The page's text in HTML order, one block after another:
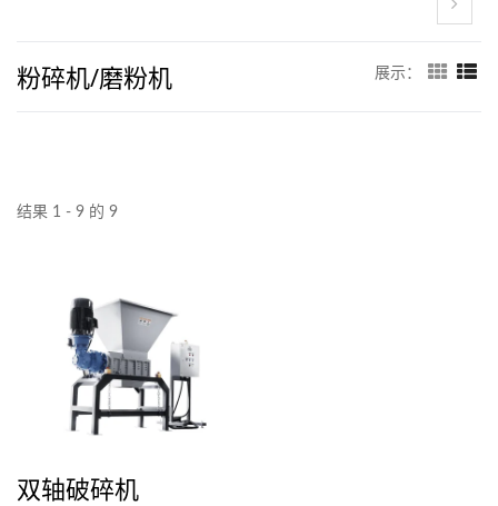
粉碎机/磨粉机 展示：
结果 1 - 9 的 9
双轴破碎机